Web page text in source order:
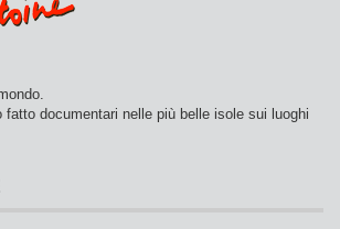
fatto documentari nelle più belle isole sui luoghi